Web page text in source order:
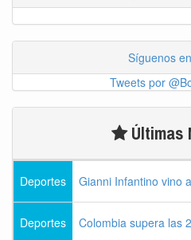
Síguenos
Tweets por
Últimas
Deportes Gianni Infantino vino
Deportes Colombia supera las